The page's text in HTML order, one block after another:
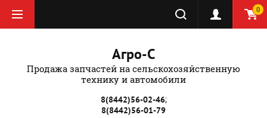
0
Агро-С
Продажа запчастей на сельскохозяйственную
технику и автомобили
8(8442)56-02-46;
8(8442)56-01-79